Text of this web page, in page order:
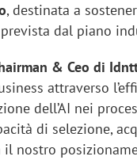
, destinata a
dal piano
& Ceo di
attraverso
dell’AI nei
di selezione,
nostro